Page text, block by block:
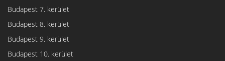
Budapest 7. kerület
Budapest 8. kerület
Budapest 9. kerület
Budapest 10. kerület